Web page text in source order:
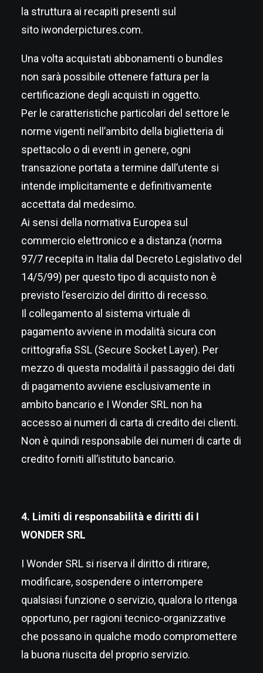
la struttura ai recapiti presenti sul
sito iwonderpictures.com.
Una volta acquistati abbonamenti o bundles
non sarà possibile ottenere fattura per la
certificazione degli acquisti in oggetto.
Per le caratteristiche particolari del settore le
norme vigenti nell’ambito della biglietteria di
spettacolo o di eventi in genere, ogni
transazione portata a termine dall’utente si
intende implicitamente e definitivamente
accettata dal medesimo.
Ai sensi della normativa Europea sul
commercio elettronico e a distanza (norma
97/7 recepita in Italia dal Decreto Legislativo del
14/5/99) per questo tipo di acquisto non è
previsto l’esercizio del diritto di recesso.
Il collegamento al sistema virtuale di
pagamento avviene in modalità sicura con
crittografia SSL (Secure Socket Layer). Per
mezzo di questa modalità il passaggio dei dati
di pagamento avviene esclusivamente in
ambito bancario e I Wonder SRL non ha
accesso ai numeri di carta di credito dei clienti.
Non è quindi responsabile dei numeri di carte di
credito forniti all’istituto bancario.
4. Limiti di responsabilità e diritti di I
WONDER SRL
I Wonder SRL si riserva il diritto di ritirare,
modificare, sospendere o interrompere
qualsiasi funzione o servizio, qualora lo ritenga
opportuno, per ragioni tecnico-organizzative
che possano in qualche modo compromettere
la buona riuscita del proprio servizio.